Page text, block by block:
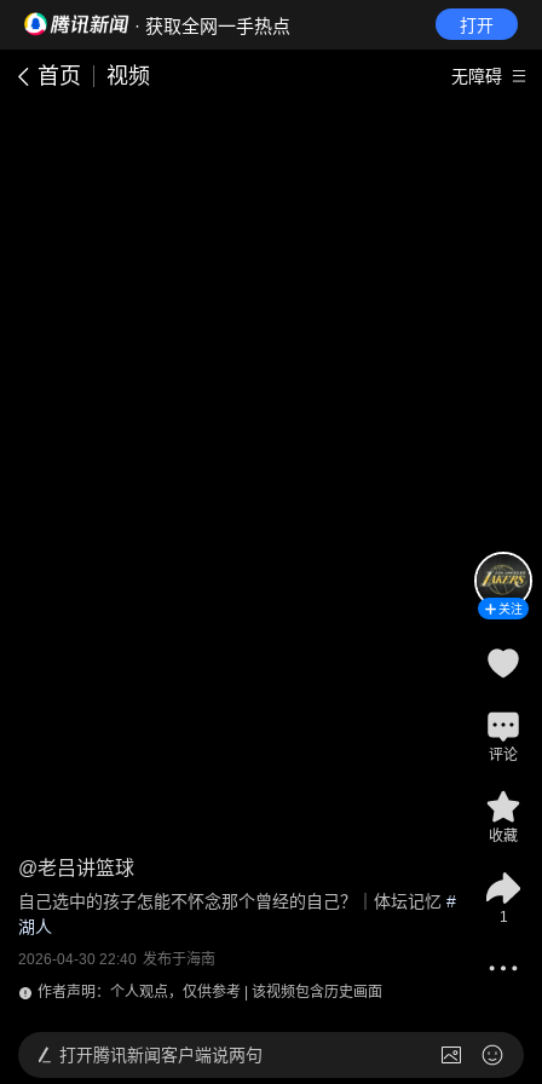
· 获取全网一手热点 打开
首页 视频 无障碍
@老吕讲篮球
自己选中的孩子怎能不怀念那个曾经的自己？｜体坛记忆 #
湖人
2026-04-30 22:40 发布于海南
作者声明：个人观点，仅供参考 | 该视频包含历史画面
关注
评论
收藏
1
打开腾讯新闻客户端说两句